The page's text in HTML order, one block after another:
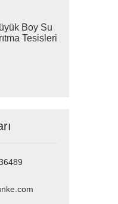
Boy Su
Tesisleri